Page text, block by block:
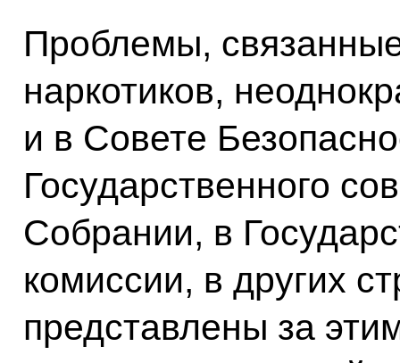
Проблемы,
наркотиков,
и в Совете
Государственного
Собрании, в
комиссии, в других
представлены за